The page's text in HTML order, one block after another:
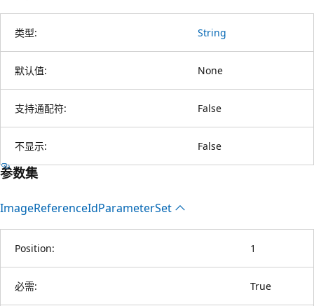
类型: String
默认值: None
支持通配符: False
不显示: False
参数集
ImageReferenceIdParameterSet
Position: 1
必需: True